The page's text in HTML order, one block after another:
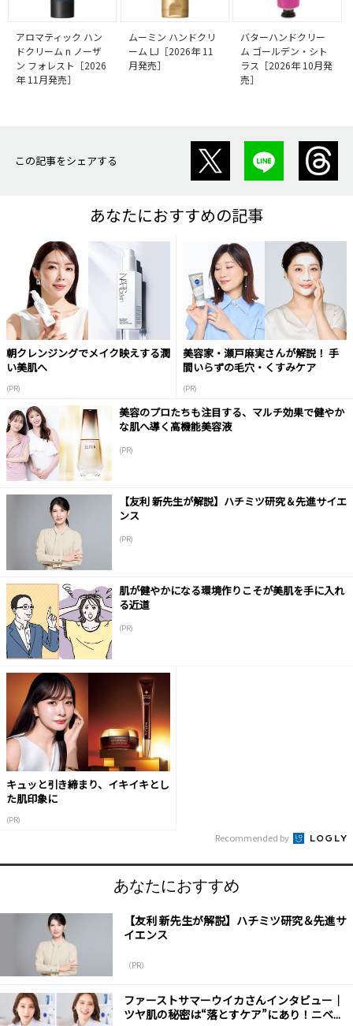
アロマティック ハン
ドクリーム n ノーザ
ン フォレスト［2026
年 11月発売］
ムーミン ハンドクリ
ーム LJ［2026年 11
月発売］
バターハンドクリー
ム ゴールデン・シト
ラス［2026年 10月発
売］
この記事をシェアする
あなたにおすすめの記事
朝クレンジングでメイク映えする潤
い美肌へ
(PR)
美容家・瀬戸麻実さんが解説！ 手
間いらずの毛穴・くすみケア
(PR)
美容のプロたちも注目する、マルチ効果で健やか
な肌へ導く高機能美容液
(PR)
【友利 新先生が解説】ハチミツ研究＆先進サイエ
ンス
(PR)
肌が健やかになる環境作りこそが美肌を手に入れ
る近道
(PR)
キュッと引き締まり、イキイキとし
た肌印象に
(PR)
Recommended by
あなたにおすすめ
【友利 新先生が解説】ハチミツ研究＆先進サ
イエンス
（PR）
ファーストサマーウイカさんインタビュー｜
ツヤ肌の秘密は“落とすケア”にあり！ニベ...